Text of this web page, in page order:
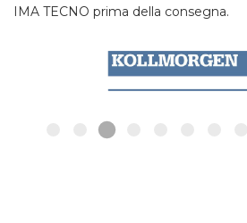
IMA TECNO prima della consegna.